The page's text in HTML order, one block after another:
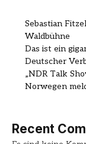
Sebastian
Waldbühne
Das ist ein
Deutscher
„NDR Talk
Norwegen
Recent